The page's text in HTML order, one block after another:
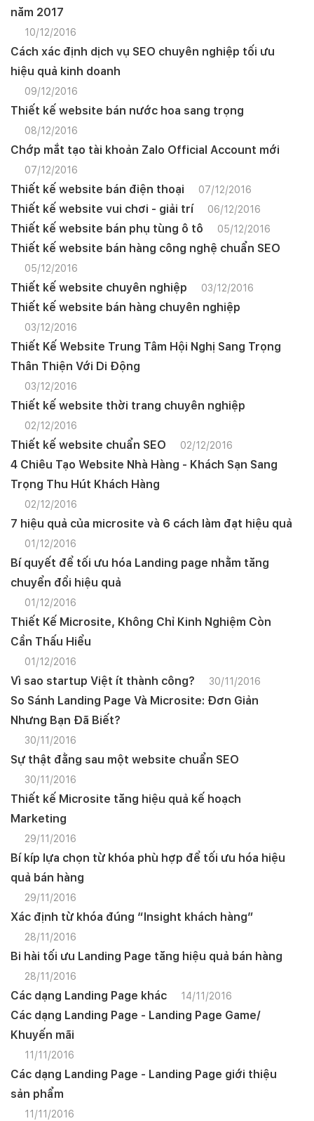
năm 2017
10/12/2016
Cách xác định dịch vụ SEO chuyên nghiệp tối ưu
hiệu quả kinh doanh
09/12/2016
Thiết kế website bán nước hoa sang trọng
08/12/2016
Chớp mắt tạo tài khoản Zalo Official Account mới
07/12/2016
Thiết kế website bán điện thoại 07/12/2016
Thiết kế website vui chơi - giải trí 06/12/2016
Thiết kế website bán phụ tùng ô tô 05/12/2016
Thiết kế website bán hàng công nghệ chuẩn SEO
05/12/2016
Thiết kế website chuyên nghiệp 03/12/2016
Thiết kế website bán hàng chuyên nghiệp
03/12/2016
Thiết Kế Website Trung Tâm Hội Nghị Sang Trọng
Thân Thiện Với Di Động
03/12/2016
Thiết kế website thời trang chuyên nghiệp
02/12/2016
Thiết kế website chuẩn SEO 02/12/2016
4 Chiêu Tạo Website Nhà Hàng - Khách Sạn Sang
Trọng Thu Hút Khách Hàng
02/12/2016
7 hiệu quả của microsite và 6 cách làm đạt hiệu quả
01/12/2016
Bí quyết để tối ưu hóa Landing page nhằm tăng
chuyển đổi hiệu quả
01/12/2016
Thiết Kế Microsite, Không Chỉ Kinh Nghiệm Còn
Cần Thấu Hiểu
01/12/2016
Vì sao startup Việt ít thành công? 30/11/2016
So Sánh Landing Page Và Microsite: Đơn Giản
Nhưng Bạn Đã Biết?
30/11/2016
Sự thật đằng sau một website chuẩn SEO
30/11/2016
Thiết kế Microsite tăng hiệu quả kế hoạch
Marketing
29/11/2016
Bí kíp lựa chọn từ khóa phù hợp để tối ưu hóa hiệu
quả bán hàng
29/11/2016
Xác định từ khóa đúng “Insight khách hàng”
28/11/2016
Bi hài tối ưu Landing Page tăng hiệu quả bán hàng
28/11/2016
Các dạng Landing Page khác 14/11/2016
Các dạng Landing Page - Landing Page Game/
Khuyến mãi
11/11/2016
Các dạng Landing Page - Landing Page giới thiệu
sản phẩm
11/11/2016